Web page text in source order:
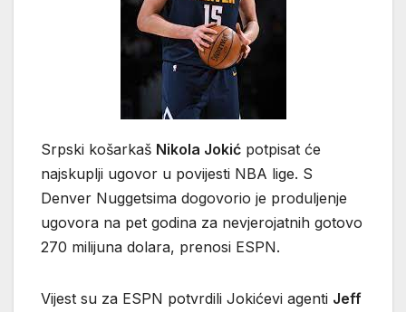
Srpski košarkaš Nikola Jokić potpisat će
najskuplji ugovor u povijesti NBA lige. S
Denver Nuggetsima dogovorio je produljenje
ugovora na pet godina za nevjerojatnih gotovo
270 milijuna dolara, prenosi ESPN.
Vijest su za ESPN potvrdili Jokićevi agenti Jeff